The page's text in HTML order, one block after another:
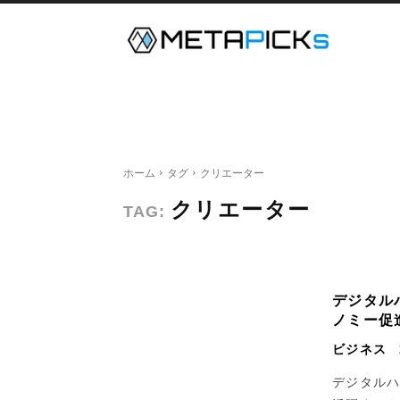
ホーム タグ クリエーター
TAG: クリエーター
デジタル
ノミー促
ビジネス
デジタル